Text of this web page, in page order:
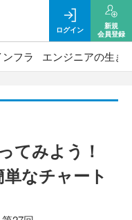
ログイン
新規
会員登録
ンフラ エンジニアの生き
てみよう！
なチャート